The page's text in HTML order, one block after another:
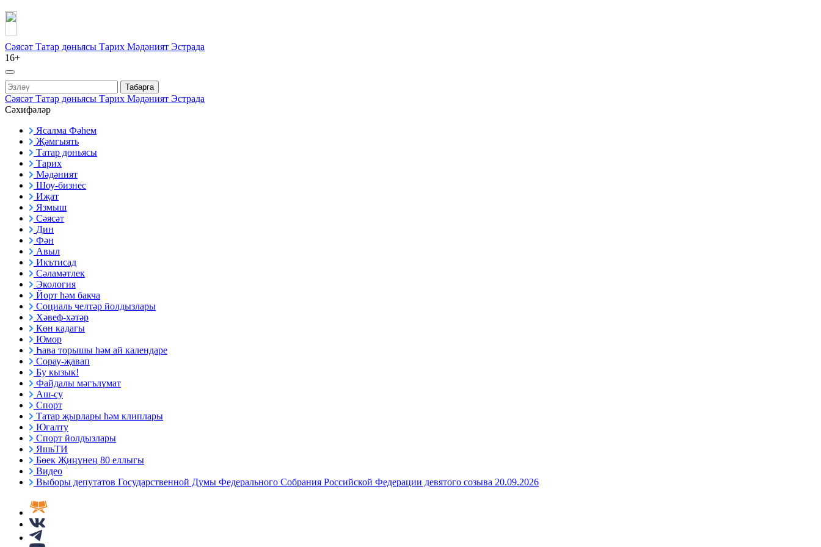
Сәясәт Татар дөньясы Тарих Мәдәният Эстрада
16+
Табарга
Сәясәт Татар дөньясы Тарих Мәдәният Эстрада
Сәхифәләр
Ясалма Фәһем
Җәмгыять
Татар дөньясы
Тарих
Мәдәният
Шоу-бизнес
Иҗат
Язмыш
Сәясәт
Дин
Фән
Авыл
Икътисад
Сәламәтлек
Экология
Йорт һәм бакча
Социаль челтәр йолдызлары
Хәвеф-хәтәр
Көн кадагы
Юмор
Һава торышы һәм ай календаре
Сорау-җавап
Бу кызык!
Файдалы мәгълүмат
Аш-су
Спорт
Татар җырлары һәм клиплары
Югалту
Спорт йолдызлары
ЯшьТИ
Бөек Җиңүнең 80 еллыгы
Видео
Выборы депутатов Государственной Думы Федерального Собрания Российской Федерации девятого созыва 20.09.2026